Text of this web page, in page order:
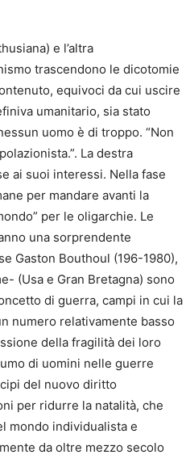
e l’altra
trascendono le dicotomie
equivoci da cui uscire
umanitario, sia stato
uomo è di troppo. “Non
La destra
ai suoi interessi. Nella fase
per mandare avanti la
per le oligarchie. Le
una sorprendente
Gaston Bouthoul (196-1980),
(Usa e Gran Bretagna) sono
di guerra, campi in cui la
numero relativamente basso
della fragilità dei loro
di uomini nelle guerre
del nuovo diritto
per ridurre la natalità, che
mondo individualista e
da oltre mezzo secolo